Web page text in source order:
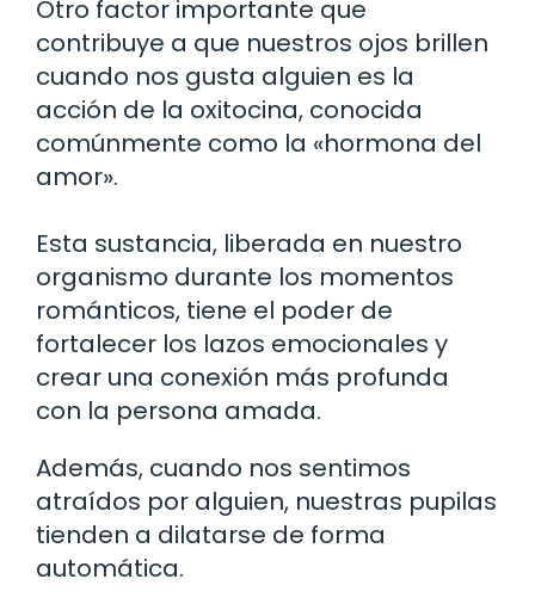
Otro factor importante que
contribuye a que nuestros ojos brillen
cuando nos gusta alguien es la
acción de la oxitocina, conocida
comúnmente como la «hormona del
amor».
Esta sustancia, liberada en nuestro
organismo durante los momentos
románticos, tiene el poder de
fortalecer los lazos emocionales y
crear una conexión más profunda
con la persona amada.
Además, cuando nos sentimos
atraídos por alguien, nuestras pupilas
tienden a dilatarse de forma
automática.